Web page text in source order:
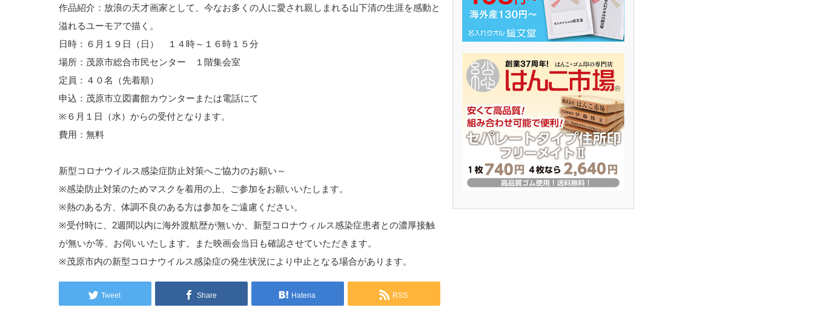
作品紹介：放浪の天才画家として、今なお多くの人に愛され親しまれる山下清の生涯を感動と
溢れるユーモアで描く。
日時：６月１９日（日） １４時～１６時１５分
場所：茂原市総合市民センター １階集会室
定員：４０名（先着順）
申込：茂原市立図書館カウンターまたは電話にて
※６月１日（水）からの受付となります。
費用：無料
新型コロナウイルス感染症防止対策へご協力のお願い～
※感染防止対策のためマスクを着用の上、ご参加をお願いいたします。
※熱のある方、体調不良のある方は参加をご遠慮ください。
※受付時に、2週間以内に海外渡航歴が無いか、新型コロナウィルス感染症患者との濃厚接触
が無いか等、お伺いいたします。また映画会当日も確認させていただきます。
※茂原市内の新型コロナウイルス感染症の発生状況により中止となる場合があります。
Tweet Share Hatena RSS